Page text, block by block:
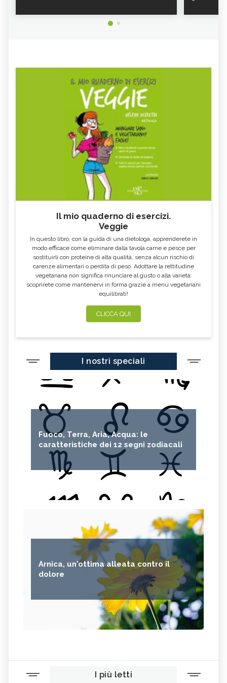
BENEFICI
Il mio quaderno di esercizi.
Veggie
In questo libro, con la guida di una dietologa, apprenderete in
modo efficace come eliminare dalla tavola carne e pesce per
sostituirli con proteine di alta qualità, senza alcun rischio di
carenze alimentari o perdita di peso. Adottare la rettitudine
vegetariana non significa rinunciare al gusto o alla varietà:
scoprirete come mantenervi in forma grazie a menu vegetariani
equilibrati!
CLICCA QUI
I nostri speciali
Fuoco, Terra, Aria, Acqua: le
caratteristiche dei 12 segni zodiacali
Arnica, un'ottima alleata contro il
dolore
I più letti